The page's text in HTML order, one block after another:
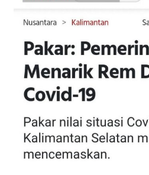
Pakar: Pemerintah
Rem Darurat Covid-
Februari